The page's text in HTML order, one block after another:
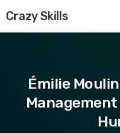
Crazy Skills
Émilie